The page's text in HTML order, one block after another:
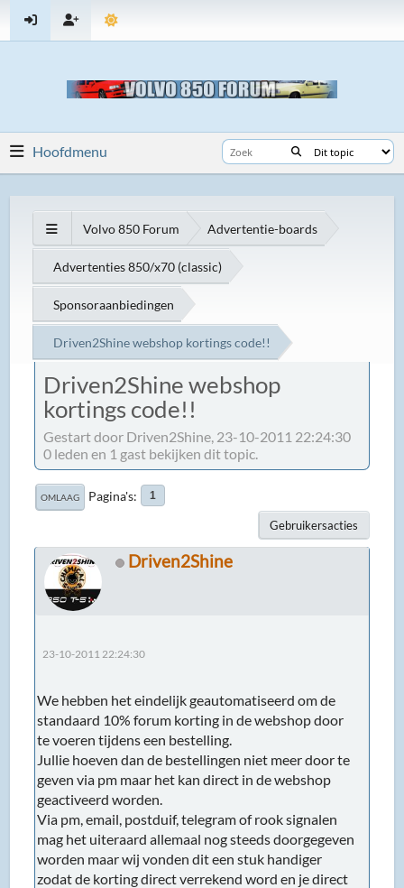
Hoofdmenu
Volvo 850 Forum Advertentie-boards
Advertenties 850/x70 (classic)
Sponsoraanbiedingen
Driven2Shine webshop kortings code!!
Driven2Shine webshop
kortings code!!
Gestart door Driven2Shine, 23-10-2011 22:24:30
0 leden en 1 gast bekijken dit topic.
OMLAAG Pagina's 1
Gebruikersacties
Driven2Shine
23-10-2011 22:24:30
We hebben het eindelijk geautomatiseerd om de
standaard 10% forum korting in de webshop door
te voeren tijdens een bestelling.
Jullie hoeven dan de bestellingen niet meer door te
geven via pm maar het kan direct in de webshop
geactiveerd worden.
Via pm, email, postduif, telegram of rook signalen
mag het uiteraard allemaal nog steeds doorgegeven
worden maar wij vonden dit een stuk handiger
zodat de korting direct verrekend word en je direct